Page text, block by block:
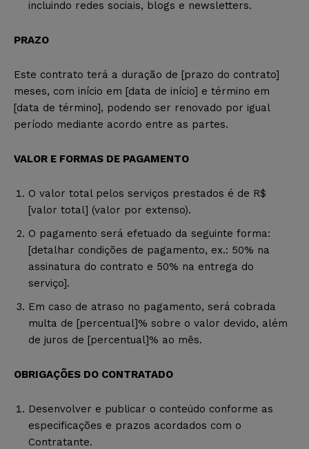
incluindo redes sociais, blogs e newsletters.
PRAZO
Este contrato terá a duração de [prazo do contrato]
meses, com início em [data de início] e término em
[data de término], podendo ser renovado por igual
período mediante acordo entre as partes.
VALOR E FORMAS DE PAGAMENTO
O valor total pelos serviços prestados é de R$
[valor total] (valor por extenso).
O pagamento será efetuado da seguinte forma:
[detalhar condições de pagamento, ex.: 50% na
assinatura do contrato e 50% na entrega do
serviço].
Em caso de atraso no pagamento, será cobrada
multa de [percentual]% sobre o valor devido, além
de juros de [percentual]% ao mês.
OBRIGAÇÕES DO CONTRATADO
Desenvolver e publicar o conteúdo conforme as
especificações e prazos acordados com o
Contratante.